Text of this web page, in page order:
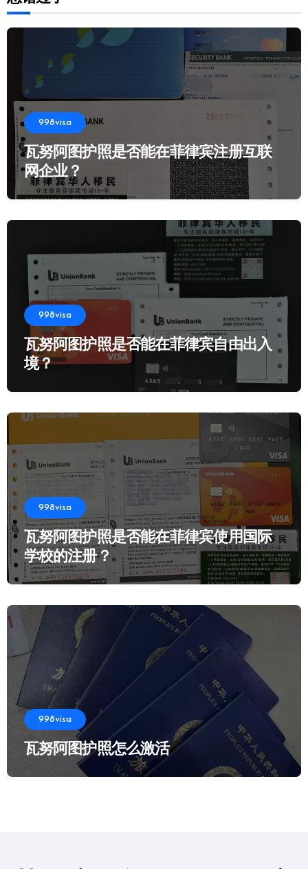
998visa
瓦努阿图护照是否能在菲律宾注册互联
网企业？
998visa
瓦努阿图护照是否能在菲律宾自由出入
境？
998visa
瓦努阿图护照是否能在菲律宾使用国际
学校的注册？
998visa
瓦努阿图护照怎么激活